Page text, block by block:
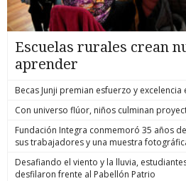
Escuelas rurales crean
aprender
Becas Junji premian esfuerzo y excelencia
Con universo flúor, niños culminan
Fundación Integra conmemoró 35 años
sus trabajadores y una muestra
Desafiando el viento y la lluvia,
desfilaron frente al Pabellón Patrio